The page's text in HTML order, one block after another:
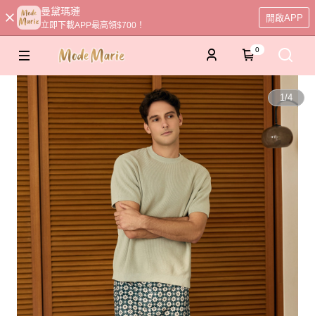
曼黛瑪璉
立即下載APP最高領$700！
開啟APP
0
1/4